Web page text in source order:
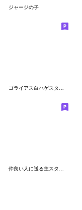
ジャージの子
仲良い人に送る主スタンプ